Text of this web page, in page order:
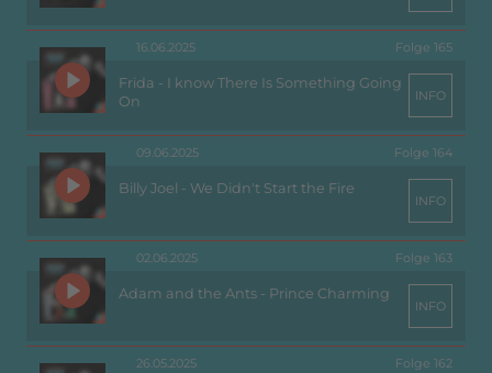
16.06.2025 Folge 165
Frida - I know There Is Something Going
On
INFO
09.06.2025 Folge 164
Billy Joel - We Didn't Start the Fire
INFO
02.06.2025 Folge 163
Adam and the Ants - Prince Charming
INFO
26.05.2025 Folge 162